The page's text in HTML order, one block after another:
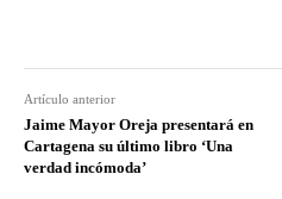
Artículo anterior
Jaime Mayor Oreja presentará en
Cartagena su último libro ‘Una
verdad incómoda’